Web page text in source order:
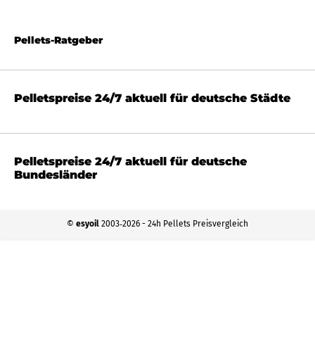
Pellets-Ratgeber
Pelletspreise 24/7 aktuell für deutsche Städte
Pelletspreise 24/7 aktuell für deutsche
Bundesländer
© esyoil 2003‐2026 - 24h Pellets Preisvergleich